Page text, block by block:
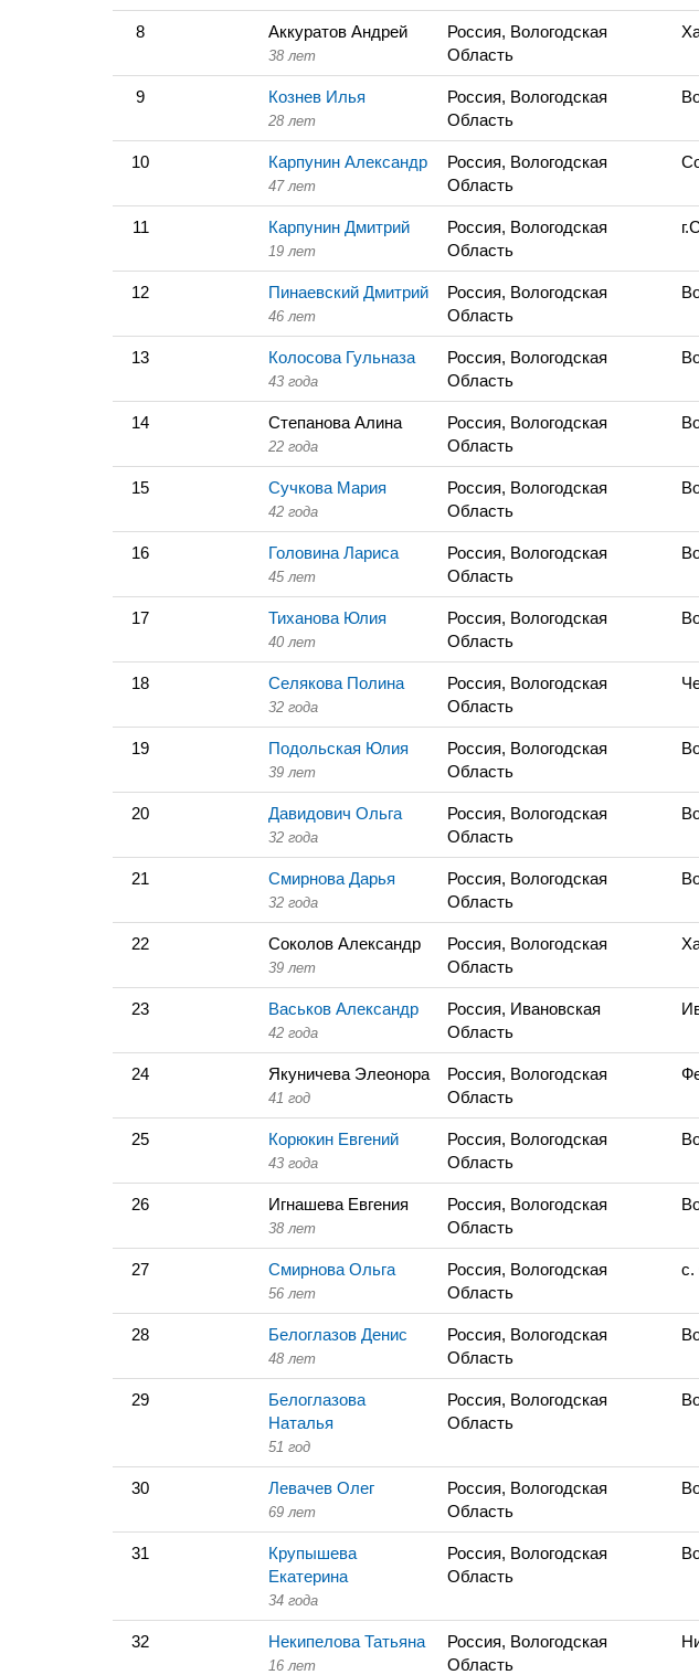
8 Аккуратов Андрей
38 лет
Россия, Вологодская
Область
9 Кознев Илья
28 лет
Россия, Вологодская
Область
10 Карпунин Александр
47 лет
Россия, Вологодская
Область
11 Карпунин Дмитрий
19 лет
Россия, Вологодская
Область
12 Пинаевский Дмитрий
46 лет
Россия, Вологодская
Область
13 Колосова Гульназа
43 года
Россия, Вологодская
Область
14 Степанова Алина
22 года
Россия, Вологодская
Область
15 Сучкова Мария
42 года
Россия, Вологодская
Область
16 Головина Лариса
45 лет
Россия, Вологодская
Область
17 Тиханова Юлия
40 лет
Россия, Вологодская
Область
18 Селякова Полина
32 года
Россия, Вологодская
Область
19 Подольская Юлия
39 лет
Россия, Вологодская
Область
20 Давидович Ольга
32 года
Россия, Вологодская
Область
21 Смирнова Дарья
32 года
Россия, Вологодская
Область
22 Соколов Александр
39 лет
Россия, Вологодская
Область
23 Васьков Александр
42 года
Россия, Ивановская
Область
24 Якуничева Элеонора
41 год
Россия, Вологодская
Область
25 Корюкин Евгений
43 года
Россия, Вологодская
Область
26 Игнашева Евгения
38 лет
Россия, Вологодская
Область
27 Смирнова Ольга
56 лет
Россия, Вологодская
Область
28 Белоглазов Денис
48 лет
Россия, Вологодская
Область
29
Белоглазова
Наталья
51 год
Россия, Вологодская
Область
30 Левачев Олег
69 лет
Россия, Вологодская
Область
31
Крупышева
Екатерина
34 года
Россия, Вологодская
Область
32 Некипелова Татьяна
16 лет
Россия, Вологодская
Область